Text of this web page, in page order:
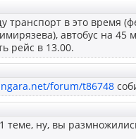
транспорт в это время
автобус на
рейс в 13.00.
forum/t86748
теме, ну, вы